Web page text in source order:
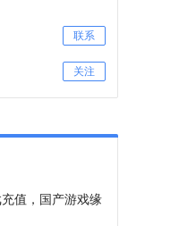
联系
关注
值，国产游戏缘